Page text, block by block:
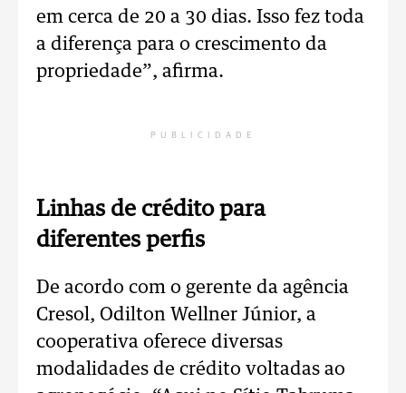
em cerca de 20 a 30 dias. Isso fez toda
a diferença para o crescimento da
propriedade”, afirma.
PUBLICIDADE
Linhas de crédito para
diferentes perfis
De acordo com o gerente da agência
Cresol, Odilton Wellner Júnior, a
cooperativa oferece diversas
modalidades de crédito voltadas ao